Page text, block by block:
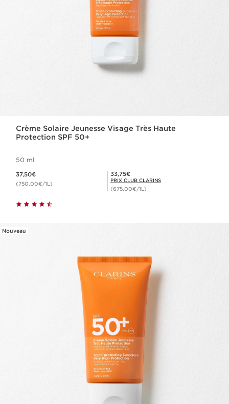
Crème Solaire Jeunesse Visage Très Haute
Protection SPF 50+
50 ml
37,50€
(750,00€/1L)
Prix Club Clarins 33,75€
33,75€
PRIX CLUB CLARINS
(675,00€/1L)
Nouveau